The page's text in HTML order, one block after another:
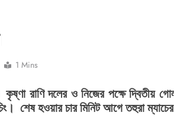
1 Mins
কৃষ্ণা রাণি দলের ও নিজের পক্ষে দ্বিতীয়
শেষ হওয়ার চার মিনিট আগে তহুরা